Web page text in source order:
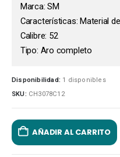
Marca: SM
Características: Material
Calibre: 52
Tipo: Aro completo
Disponibilidad: 1 disponibles
SKU: CH3078C12
AÑADIR AL CARRITO